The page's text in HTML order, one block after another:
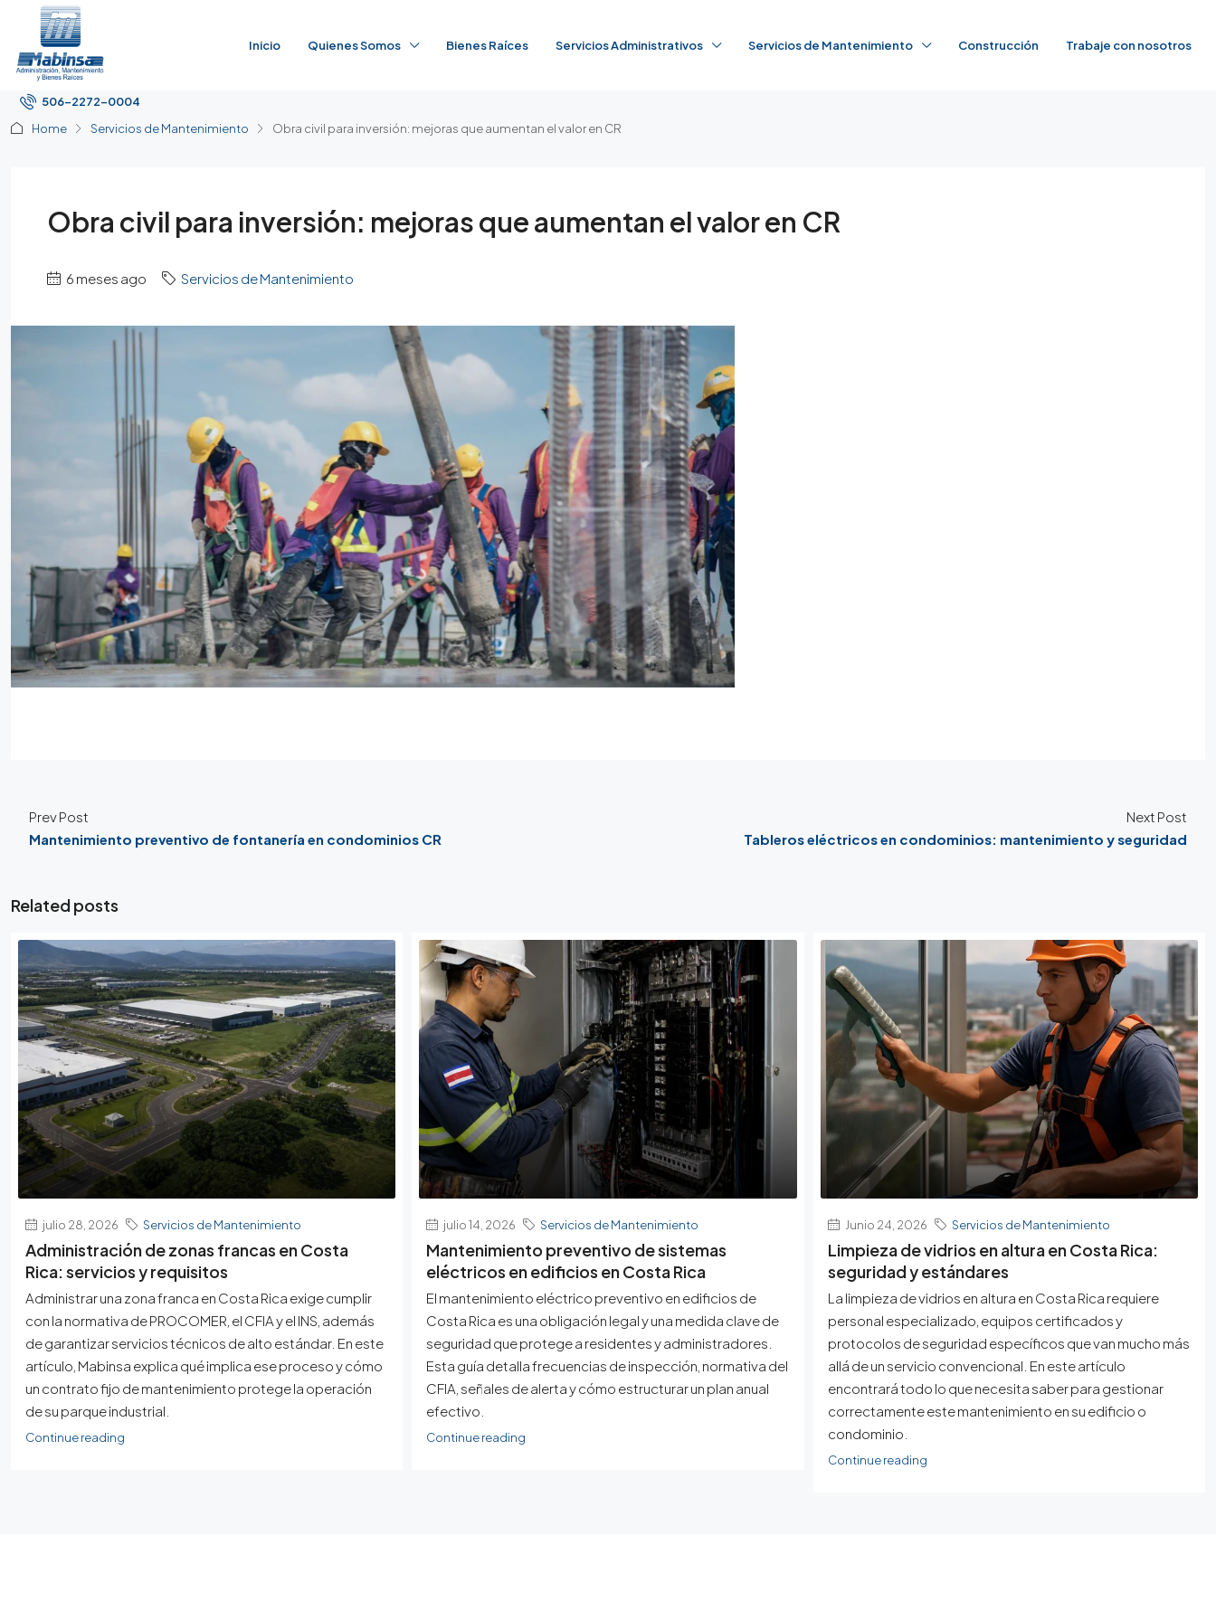
Inicio Quienes Somos Bienes Raíces Servicios Administrativos Servicios de Mantenimiento Construcción Trabaje con nosotros
506-2272-0004
Home
Servicios de Mantenimiento Obra civil para inversión: mejoras que aumentan el valor en CR
Obra civil para inversión: mejoras que aumentan el valor en CR
6 meses ago Servicios de Mantenimiento
Prev Post
Mantenimiento preventivo de fontanería en condominios CR
Next Post
Tableros eléctricos en condominios: mantenimiento y seguridad
Related posts
julio 28, 2026 Servicios de Mantenimiento
Administración de zonas francas en Costa
Rica: servicios y requisitos
Administrar una zona franca en Costa Rica exige cumplir
con la normativa de PROCOMER, el CFIA y el INS, además
de garantizar servicios técnicos de alto estándar. En este
artículo, Mabinsa explica qué implica ese proceso y cómo
un contrato fijo de mantenimiento protege la operación
de su parque industrial.
Continue reading
julio 14, 2026 Servicios de Mantenimiento
Mantenimiento preventivo de sistemas
eléctricos en edificios en Costa Rica
El mantenimiento eléctrico preventivo en edificios de
Costa Rica es una obligación legal y una medida clave de
seguridad que protege a residentes y administradores.
Esta guía detalla frecuencias de inspección, normativa del
CFIA, señales de alerta y cómo estructurar un plan anual
efectivo.
Continue reading
Junio 24, 2026 Servicios de Mantenimiento
Limpieza de vidrios en altura en Costa Rica:
seguridad y estándares
La limpieza de vidrios en altura en Costa Rica requiere
personal especializado, equipos certificados y
protocolos de seguridad específicos que van mucho más
allá de un servicio convencional. En este artículo
encontrará todo lo que necesita saber para gestionar
correctamente este mantenimiento en su edificio o
condominio.
Continue reading